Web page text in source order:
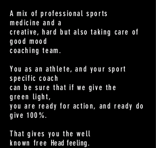
A mix of professional sports
medicine and a
creative, hard but also taking care of
good mood
coaching team.
You as an athlete, and your sport
specific coach
can be sure that if we give the
green light,
you are ready for action, and ready do
give 100%.
That gives you the well
known free Head feeling.